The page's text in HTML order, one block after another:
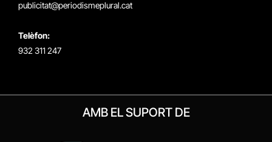
publicitat@periodismeplural.cat
Telèfon:
932 311 247
AMB EL SUPORT DE